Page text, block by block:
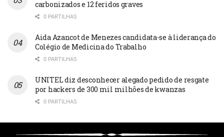
carbonizados e 12 feridos graves
0 PARTILHAS
Aida Azancot de Menezes candidata-se à liderança do
Colégio de Medicina do Trabalho
0 PARTILHAS
UNITEL diz desconhecer alegado pedido de resgate
por hackers de 300 mil milhões de kwanzas
0 PARTILHAS